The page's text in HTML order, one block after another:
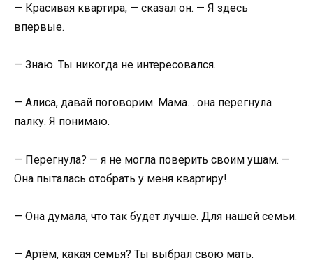
— Красивая квартира, — сказал он. — Я здесь
впервые.
— Знаю. Ты никогда не интересовался.
— Алиса, давай поговорим. Мама… она перегнула
палку. Я понимаю.
— Перегнула? — я не могла поверить своим ушам. —
Она пыталась отобрать у меня квартиру!
— Она думала, что так будет лучше. Для нашей семьи.
— Артём, какая семья? Ты выбрал свою мать.